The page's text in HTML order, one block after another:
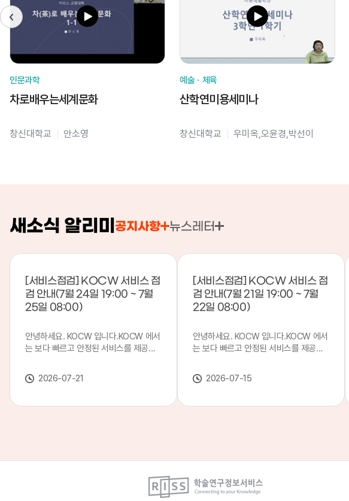
인문과학
차로배우는세계문화
창신대학교 안소영
예술ㆍ체육
산학연미용세미나
창신대학교 우미옥,오윤경,박선이
새소식 알리미 공지사항 뉴스레터
[서비스점검] KOCW 서비스 점
검 안내(7월 24일 19:00 ~ 7월
25일 08:00)
안녕하세요. KOCW 입니다.KOCW 에서
는 보다 빠르고 안정된 서비스를 제공하
합니다.※ 서비스 점검 작업 일시 : 7월
24일(금) 19:00 ~ 7월 25일(토) 08:00
안 서비스가 일시 중지될 수 있으니, 이
2026-07-21
[서비스점검] KOCW 서비스 점
검 안내(7월 21일 19:00 ~ 7월
22일 08:00)
안녕하세요. KOCW 입니다.KOCW 에서
는 보다 빠르고 안정된 서비스를 제공하
합니다.※ 서비스 점검 작업 일시 : 7월 21
일(화) 19:00 ~ 7월 22일(수) 08:00이
서비스가일시 중지될 수 있으니, 이 점 양
2026-07-15